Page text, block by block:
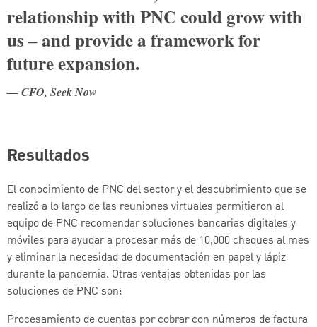
relationship with PNC could grow with
us – and provide a framework for
future expansion.
— CFO, Seek Now
Resultados
El conocimiento de PNC del sector y el descubrimiento que se
realizó a lo largo de las reuniones virtuales permitieron al
equipo de PNC recomendar soluciones bancarias digitales y
móviles para ayudar a procesar más de 10,000 cheques al mes
y eliminar la necesidad de documentación en papel y lápiz
durante la pandemia. Otras ventajas obtenidas por las
soluciones de PNC son:
Procesamiento de cuentas por cobrar con números de factura